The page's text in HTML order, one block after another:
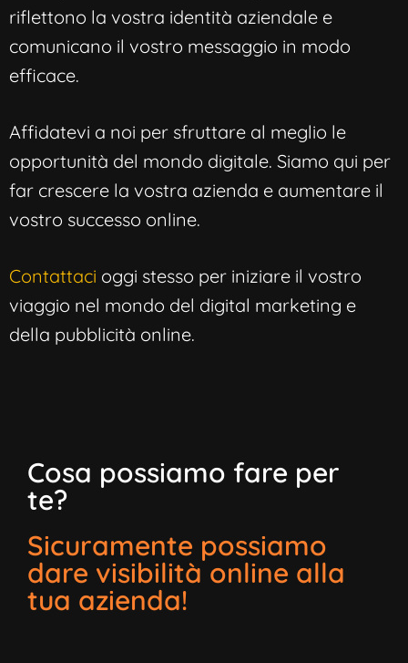
riflettono la vostra identità aziendale e
comunicano il vostro messaggio in modo
efficace.
Affidatevi a noi per sfruttare al meglio le
opportunità del mondo digitale. Siamo qui per
far crescere la vostra azienda e aumentare il
vostro successo online.
Contattaci oggi stesso per iniziare il vostro
viaggio nel mondo del digital marketing e
della pubblicità online.
Cosa possiamo fare per
te?
Sicuramente possiamo
dare visibilità online alla
tua azienda!